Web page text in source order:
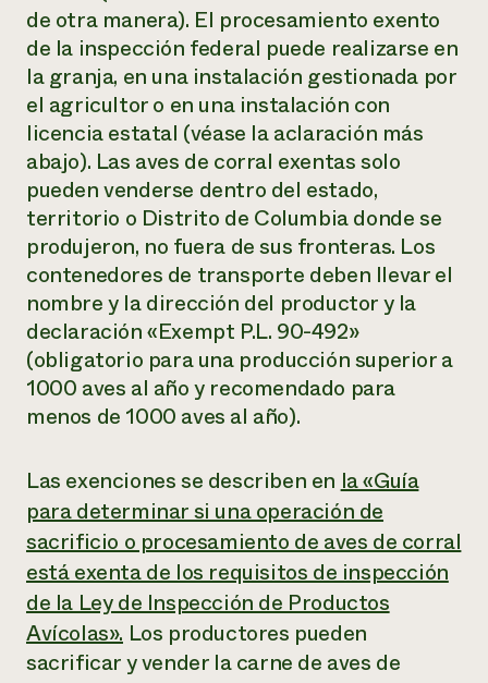
de otra manera). El procesamiento exento
de la inspección federal puede realizarse en
la granja, en una instalación gestionada por
el agricultor o en una instalación con
licencia estatal (véase la aclaración más
abajo). Las aves de corral exentas solo
pueden venderse dentro del estado,
territorio o Distrito de Columbia donde se
produjeron, no fuera de sus fronteras. Los
contenedores de transporte deben llevar el
nombre y la dirección del productor y la
declaración «Exempt P.L. 90-492»
(obligatorio para una producción superior a
1000 aves al año y recomendado para
menos de 1000 aves al año).
Las exenciones se describen enla «Guía
para determinar si una operación de
sacrificio o procesamiento de aves de corral
está exenta de los requisitos de inspección
de la Ley de Inspección de Productos
Avícolas». Los productores pueden
sacrificar y vender la carne de aves de